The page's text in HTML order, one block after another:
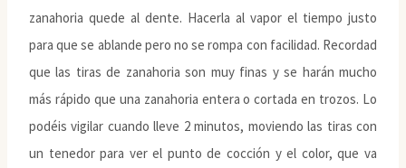
zanahoria quede al dente. Hacerla al vapor el tiempo justo
para que se ablande pero no se rompa con facilidad. Recordad
que las tiras de zanahoria son muy finas y se harán mucho
más rápido que una zanahoria entera o cortada en trozos. Lo
podéis vigilar cuando lleve 2 minutos, moviendo las tiras con
un tenedor para ver el punto de cocción y el color, que va